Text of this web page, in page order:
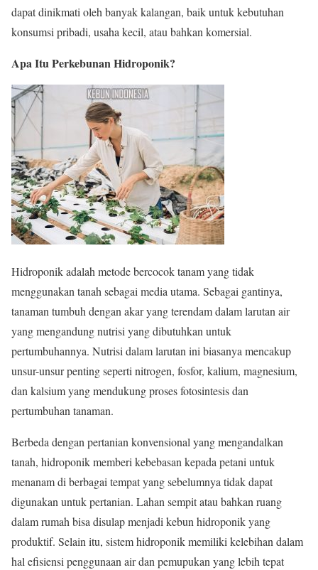
dapat dinikmati oleh banyak kalangan, baik untuk kebutuhan
konsumsi pribadi, usaha kecil, atau bahkan komersial.
Apa Itu Perkebunan Hidroponik?
Hidroponik adalah metode bercocok tanam yang tidak
menggunakan tanah sebagai media utama. Sebagai gantinya,
tanaman tumbuh dengan akar yang terendam dalam larutan air
yang mengandung nutrisi yang dibutuhkan untuk
pertumbuhannya. Nutrisi dalam larutan ini biasanya mencakup
unsur-unsur penting seperti nitrogen, fosfor, kalium, magnesium,
dan kalsium yang mendukung proses fotosintesis dan
pertumbuhan tanaman.
Berbeda dengan pertanian konvensional yang mengandalkan
tanah, hidroponik memberi kebebasan kepada petani untuk
menanam di berbagai tempat yang sebelumnya tidak dapat
digunakan untuk pertanian. Lahan sempit atau bahkan ruang
dalam rumah bisa disulap menjadi kebun hidroponik yang
produktif. Selain itu, sistem hidroponik memiliki kelebihan dalam
hal efisiensi penggunaan air dan pemupukan yang lebih tepat